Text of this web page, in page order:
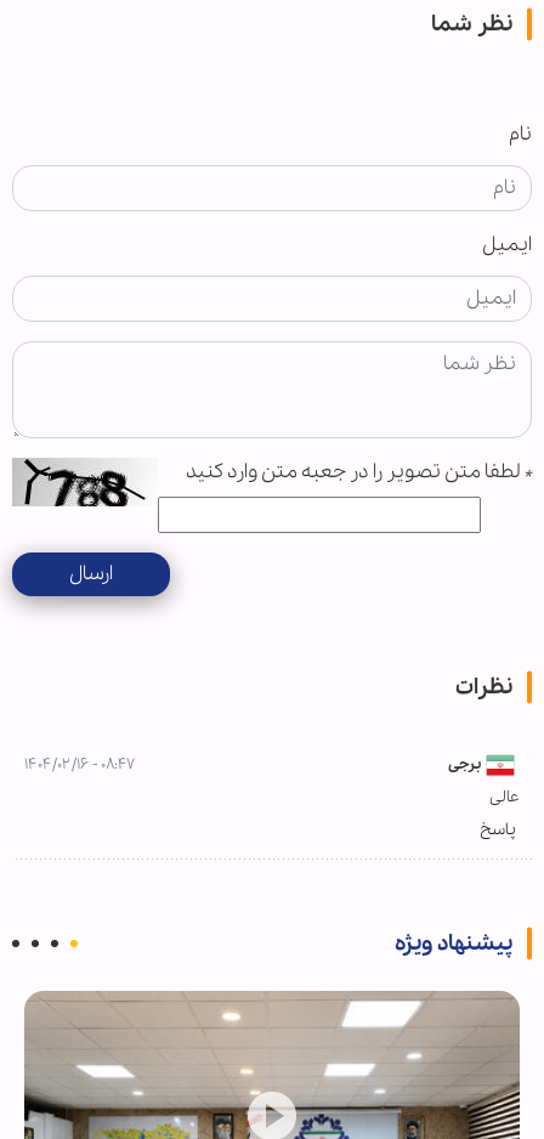
نظر شما
نام
ایمیل
* لطفا متن تصویر را در جعبه متن وارد کنید
ارسال
نظرات
برجی ۰۸:۴۷ - ۱۴۰۴/۰۲/۱۶
عالی
پاسخ
پیشنهاد ویژه